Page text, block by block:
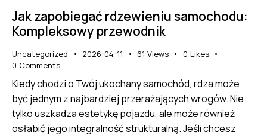
Jak zapobiegać rdzewieniu samochodu:
Kompleksowy przewodnik
Uncategorized 2026-04-11 61 Views 0 Likes
0 Comments
Kiedy chodzi o Twój ukochany samochód, rdza może
być jednym z najbardziej przerażających wrogów. Nie
tylko uszkadza estetykę pojazdu, ale może również
osłabić jego integralność strukturalną. Jeśli chcesz